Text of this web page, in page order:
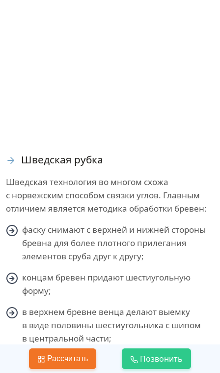
Шведская рубка
Шведская технология во многом схожа
с норвежским способом связки углов. Главным
отличием является методика обработки бревен:
фаску снимают с верхней и нижней стороны
бревна для более плотного прилегания
элементов сруба друг к другу;
концам бревен придают шестиугольную
форму;
в верхнем бревне венца делают выемку
в виде половины шестиугольника с шипом
в центральной части;
в нижнем бревне оставляют паз для шипа.
Рассчитать Позвонить